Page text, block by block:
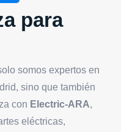
para
somos expertos en
sino que también
con Electric-ARA,
eléctricas,